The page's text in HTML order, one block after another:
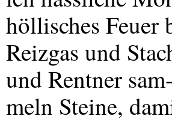
höllisches
Reizgas und
und Rentner sam-
meln Steine,